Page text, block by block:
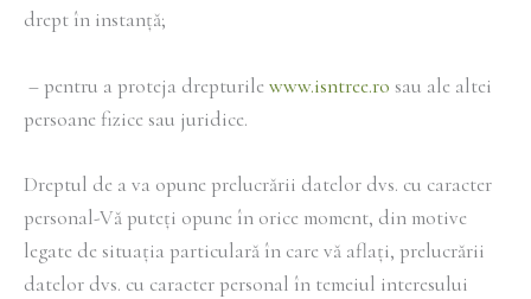
drept în instanță;
– pentru a proteja drepturile www.isntree.ro sau ale altei
persoane fizice sau juridice.
Dreptul de a va opune prelucrării datelor dvs. cu caracter
personal-Vă puteți opune în orice moment, din motive
legate de situația particulară în care vă aflați, prelucrării
datelor dvs. cu caracter personal în temeiul interesului